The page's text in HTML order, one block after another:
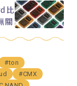
比
關
#ton
#CMX